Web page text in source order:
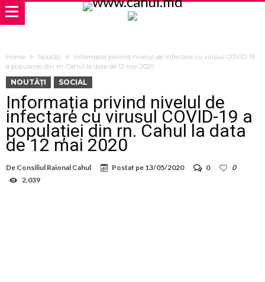
Home Noutăți
Informația privind nivelul de infectare cu virusul COVID-19
a populației din rn. Cahul la data de 12 mai 2020
NOUTĂȚI SOCIAL
Informația privind nivelul de
infectare cu virusul COVID-19 a
populației din rn. Cahul la data
de 12 mai 2020
De Consiliul Raional Cahul Postat pe 13/05/2020 0
0
2,039